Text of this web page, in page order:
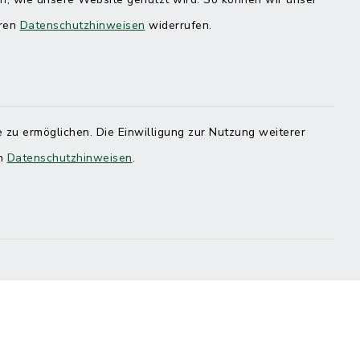
Datenschutzhinweisen widerrufen.
ermöglichen. Die Einwilligung zur Nutzung weiterer
Datenschutzhinweisen.